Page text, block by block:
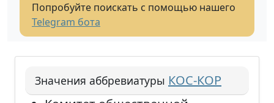
Попробуйте поискать с помощью нашего
Telegram бота
Значения аббревиатуры КОС-КОР